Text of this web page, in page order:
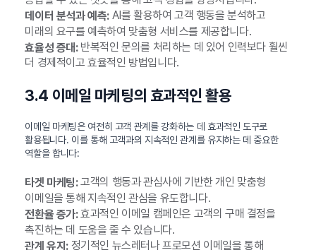
데이터 분석과 예측:AI를 활용하여 고객 행동을 분석하고
미래의 요구를 예측하여 맞춤형 서비스를 제공합니다.
효율성 증대:반복적인 문의를 처리하는 데 있어 인력보다 훨씬
더 경제적이고 효율적인 방법입니다.
3.4 이메일 마케팅의 효과적인 활용
이메일 마케팅은 여전히 고객 관계를 강화하는 데 효과적인 도구로
활용됩니다. 이를 통해 고객과의 지속적인 관계를 유지하는 데 중요한
역할을 합니다:
타겟 마케팅:고객의 행동과 관심사에 기반한 개인 맞춤형
이메일을 통해 지속적인 관심을 유도합니다.
전환율 증가:효과적인 이메일 캠페인은 고객의 구매 결정을
촉진하는 데 도움을 줄 수 있습니다.
관계 유지:정기적인 뉴스레터나 프로모션 이메일을 통해